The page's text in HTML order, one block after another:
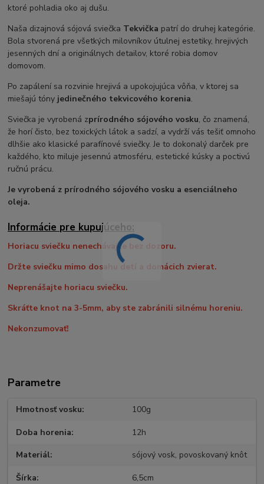
ktoré pohladia oko aj dušu.
Naša dizajnová sójová sviečka Tekvička patrí do druhej kategórie.
Bola stvorená pre všetkých milovníkov útulnej estetiky, hrejivých
jesenných dní a originálnych detailov, ktoré robia domov
domovom.
Po zapálení sa rozvinie hrejivá a upokojujúca vôňa, v ktorej sa
miešajú tóny jedinečného tekvicového korenia.
Sviečka je vyrobená zprírodného sójového vosku, čo znamená,
že horí čisto, bez toxických látok a sadzí, a vydrží vás tešiť omnoho
dlhšie ako klasické parafínové sviečky. Je to dokonalý darček pre
každého, kto miluje jesennú atmosféru, estetické kúsky a poctivú
ručnú prácu.
Je vyrobená z prírodného sójového vosku a esenciálneho
oleja.
Informácie pre kupujúceho:
Horiacu sviečku nenechávajte bez dozoru.
Držte sviečku mimo dosahu detí a domácich zvierat.
Neprenášajte horiacu sviečku.
Skráťte knot na 3-5mm, aby ste zabránili silnému horeniu.
Nekonzumovať!
Parametre
Hmotnosť vosku 100g
Doba horenia 12h
Materiál sójový vosk, povoskovaný knôt
Šírka 6,5cm